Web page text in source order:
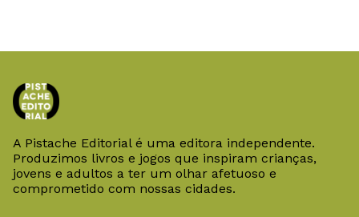
A Pistache Editorial é uma editora independente.
Produzimos livros e jogos que inspiram crianças,
jovens e adultos a ter um olhar afetuoso e
comprometido com nossas cidades.